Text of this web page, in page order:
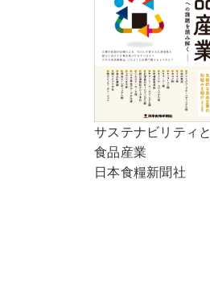
サステナビリティと
食品産業
日本食糧新聞社